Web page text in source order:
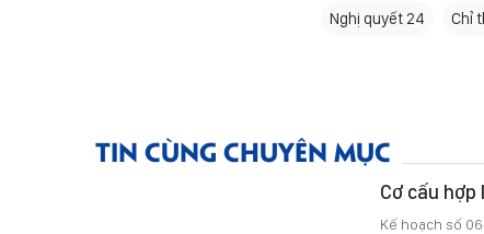
Nghị quyết 24 Chỉ
TIN CÙNG CHUYÊN MỤC
Cơ cấu
Kế hoạch số